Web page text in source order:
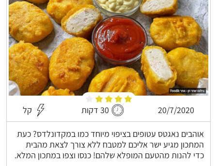
20/7/2020 30 דקות קל
אוהבים נאגטס עטופים בציפוי מיוחד כמו במקדונלדס? כעת
המתכון מגיע ישר אליכם למטבח ללא צורך לצאת מהבית
כדי להנות מהטעם המופלא שלהם! כנסו וצפו במתכון המלא.